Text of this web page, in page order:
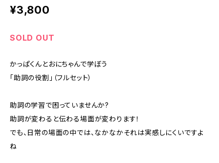
¥3,800
SOLD OUT
かっぱくんとおにちゃんで学ぼう
「助詞の役割」（フルセット）
助詞の学習で困っていませんか?
助詞が変わると伝わる場面が変わります！
でも、日常の場面の中では、なかなかそれは実感しにくいですよ
ね